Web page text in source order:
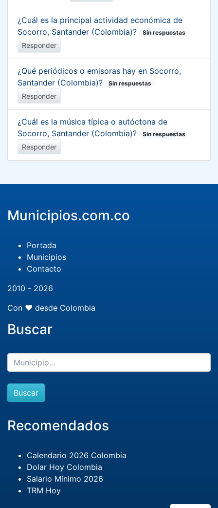
¿Cuál es la principal actividad económica de
Socorro, Santander (Colombia)?
Sin respuestas
Responder
¿Qué periódicos o emisoras hay en Socorro,
Santander (Colombia)?
Sin respuestas
Responder
¿Cuál es la música típica o autóctona de
Socorro, Santander (Colombia)?
Sin respuestas
Responder
Municipios.com.co
Portada
Municipios
Contacto
2010 - 2026
Con ❤️ desde Colombia
Buscar
Buscar
Recomendados
Calendario 2026 Colombia
Dolar Hoy Colombia
Salario Mínimo 2026
TRM Hoy